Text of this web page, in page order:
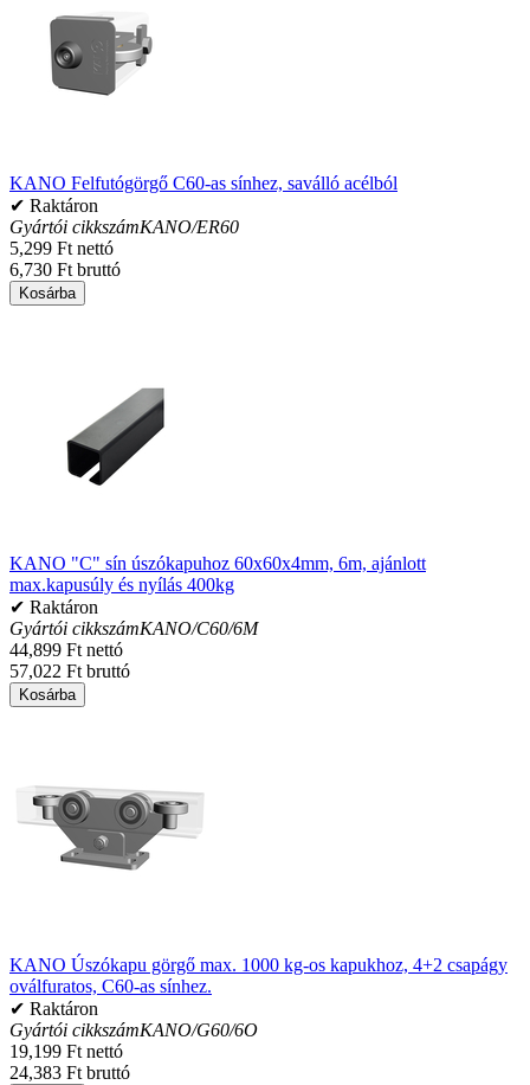
KANO Felfutógörgő C60-as sínhez, saválló acélból
✔ Raktáron
Gyártói cikkszámKANO/ER60
5,299 Ft nettó
6,730 Ft bruttó
Kosárba
KANO "C" sín úszókapuhoz 60x60x4mm, 6m, ajánlott
max.kapusúly és nyílás 400kg
✔ Raktáron
Gyártói cikkszámKANO/C60/6M
44,899 Ft nettó
57,022 Ft bruttó
Kosárba
KANO Úszókapu görgő max. 1000 kg-os kapukhoz, 4+2 csapágy
oválfuratos, C60-as sínhez.
✔ Raktáron
Gyártói cikkszámKANO/G60/6O
19,199 Ft nettó
24,383 Ft bruttó